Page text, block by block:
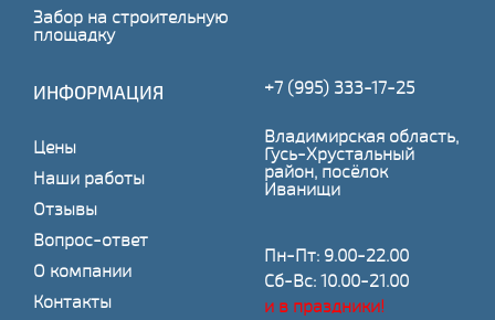
Забор на строительную
площадку
ИНФОРМАЦИЯ
Цены
Наши работы
Отзывы
Вопрос-ответ
О компании
Контакты
+7 (995) 333-17-25
Владимирская область,
Гусь-Хрустальный
район, посёлок
Иванищи
Пн-Пт: 9.00-22.00
Сб-Вс: 10.00-21.00
и в праздники!